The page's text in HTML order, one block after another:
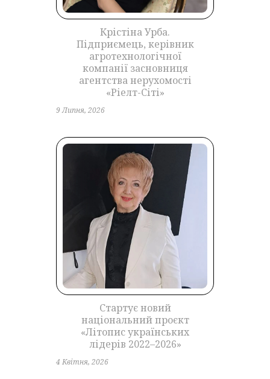
Крістіна Урба.
Підприємець, керівник
агротехнологічної
компанії засновниця
агентства нерухомості
«Ріелт-Сіті»
9 Липня, 2026
Стартує новий
національний проєкт
«Літопис українських
лідерів 2022–2026»
4 Квітня, 2026